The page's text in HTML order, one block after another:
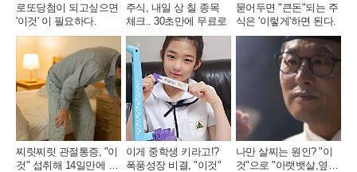
로또당첨이 되고싶으면
'이것' 이 필요하다.
주식, 내일 상 칠 종목
체크.. 30초만에 무료로
묻어두면 "큰돈"되는 주
식은 '이렇게'하면 된다.
찌릿찌릿 관절통증, "이
것" 섭취해 14일만에 완
이게 중학생 키라고!?
폭풍성장 비결, "이것"
나만 살찌는 원인? "이
것"으로 "아랫뱃살,옆구